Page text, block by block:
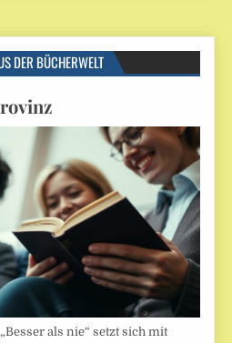
DER BÜCHERWELT
als nie“ setzt sich mit